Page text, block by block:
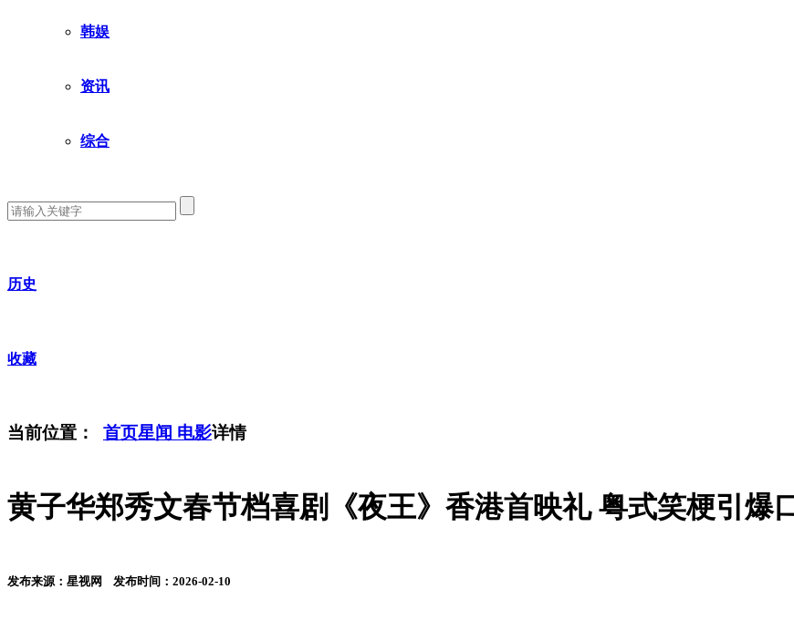
韩娱
资讯
综合
历史
收藏
当前位置： 首页星闻 电影详情
黄子华郑秀文春节档喜剧《夜王》香港首映礼 粤式笑梗引爆
发布来源：星视网 发布时间：2026-02-10